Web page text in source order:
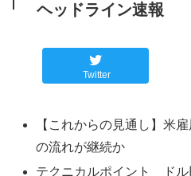
ヘッドライン速報
Twitter
【これからの見通し】米
の流れが継続か
テクニカルポイント ドル